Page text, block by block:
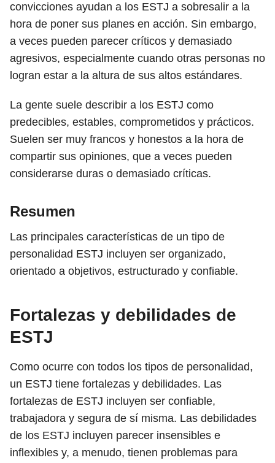
convicciones ayudan a los ESTJ a sobresalir a la
hora de poner sus planes en acción. Sin embargo,
a veces pueden parecer críticos y demasiado
agresivos, especialmente cuando otras personas no
logran estar a la altura de sus altos estándares.
La gente suele describir a los ESTJ como
predecibles, estables, comprometidos y prácticos.
Suelen ser muy francos y honestos a la hora de
compartir sus opiniones, que a veces pueden
considerarse duras o demasiado críticas.
Resumen
Las principales características de un tipo de
personalidad ESTJ incluyen ser organizado,
orientado a objetivos, estructurado y confiable.
Fortalezas y debilidades de
ESTJ
Como ocurre con todos los tipos de personalidad,
un ESTJ tiene fortalezas y debilidades. Las
fortalezas de ESTJ incluyen ser confiable,
trabajadora y segura de sí misma. Las debilidades
de los ESTJ incluyen parecer insensibles e
inflexibles y, a menudo, tienen problemas para